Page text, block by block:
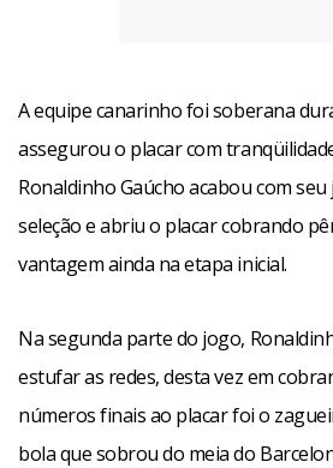
A equipe canarinho foi soberana
assegurou o placar com
Ronaldinho Gaúcho acabou com
seleção e abriu o placar cobrando
vantagem ainda na etapa inicial.
Na segunda parte do jogo,
estufar as redes, desta vez em
números finais ao placar foi o
bola que sobrou do meia do